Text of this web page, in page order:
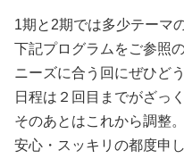
1期と2期では多少テーマ
下記プログラムをご参照の
ニーズに合う回にぜひど
日程は２回目までがざっ
そのあとはこれから調整。
安心・スッキリの都度申